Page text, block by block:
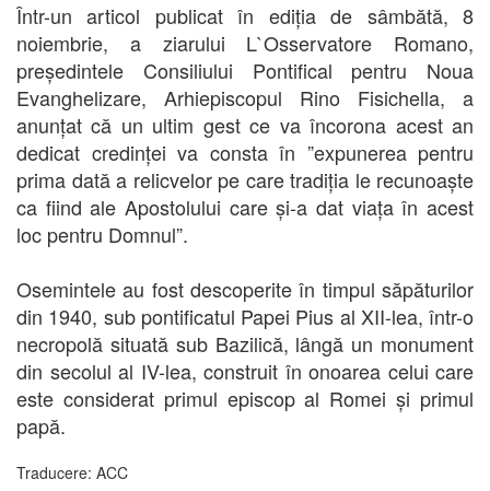
Într-un articol publicat în ediția de sâmbătă, 8
noiembrie, a ziarului L`Osservatore Romano,
președintele Consiliului Pontifical pentru Noua
Evanghelizare, Arhiepiscopul Rino Fisichella, a
anunțat că un ultim gest ce va încorona acest an
dedicat credinței va consta în ”expunerea pentru
prima dată a relicvelor pe care tradiția le recunoaște
ca fiind ale Apostolului care și-a dat viața în acest
loc pentru Domnul”.
Osemintele au fost descoperite în timpul săpăturilor
din 1940, sub pontificatul Papei Pius al XII-lea, într-o
necropolă situată sub Bazilică, lângă un monument
din secolul al IV-lea, construit în onoarea celui care
este considerat primul episcop al Romei și primul
papă.
Traducere: ACC